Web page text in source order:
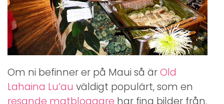
Om ni befinner er på Maui så ärOld
Lahaina Lu’au väldigt populärt, som en
resande matbloggare har fina bilder från.